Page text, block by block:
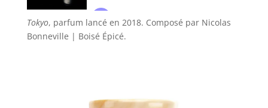
Tokyo, parfum lancé en 2018. Composé par Nicolas
Bonneville | Boisé Épicé.